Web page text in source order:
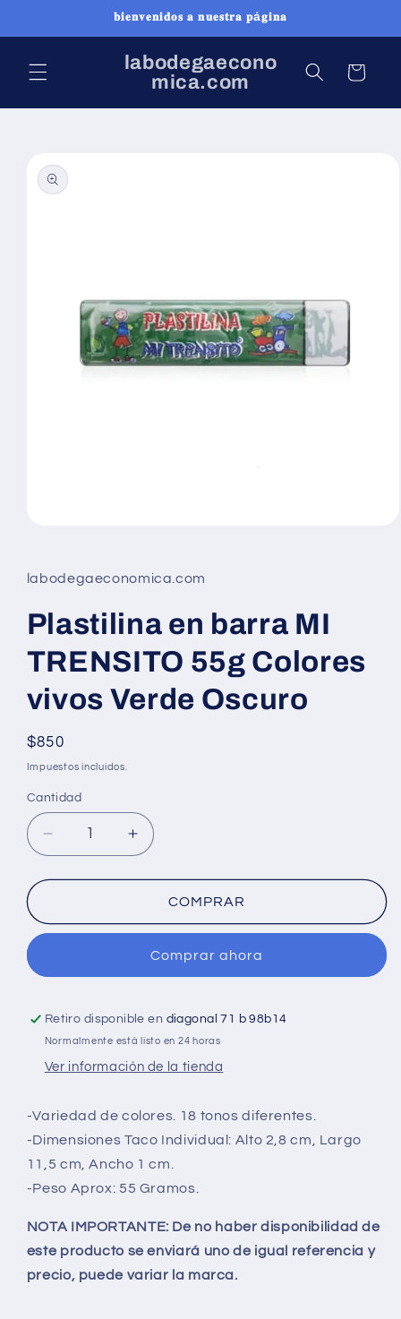
al contenido
𝐛𝐢𝐞𝐧𝐯𝐞𝐧𝐢𝐝𝐨𝐬 𝐚 𝐧𝐮𝐞𝐬𝐭𝐫𝐚 𝐩á𝐠𝐢𝐧𝐚
labodegaecono
mica.com
Carrito
información
1
en
ventana
modal
labodegaeconomica.com
Plastilina en barra MI
TRENSITO 55g Colores
vivos Verde Oscuro
Precio
habitual
$850
Impuestos incluidos.
Cantidad
Cantidad
Reducir
cantidad
para
en
TRENSITO
Colores
vivos
Verde
Oscuro
Aumentar
cantidad
para
Plastilina
en
TRENSITO
Colores
vivos
Verde
Oscuro
COMPRAR
Comprar ahora
Retiro disponible en diagonal 71 b 98b14
Normalmente está listo en 24 horas
Ver información de la tienda
-Variedad de colores. 18 tonos diferentes.
-Dimensiones Taco Individual: Alto 2,8 cm, Largo
11,5 cm, Ancho 1 cm.
-Peso Aprox: 55 Gramos.
NOTA IMPORTANTE: De no haber disponibilidad de
este producto se enviará uno de igual referencia y
precio, puede variar la marca.